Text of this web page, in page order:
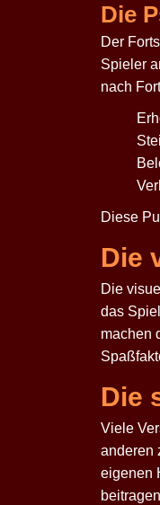
Die
Der
Spieler
nach
Diese
Die
Die
das
machen
Die
Viele
anderen
eigenen